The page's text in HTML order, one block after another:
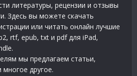
литературы, рецензии и отзывы
Здесь вы можете скачать
или читать онлайн лучшие
rtf, epub, txt и pdf для iPad,
мы предлагаем статьи,
многое другое.